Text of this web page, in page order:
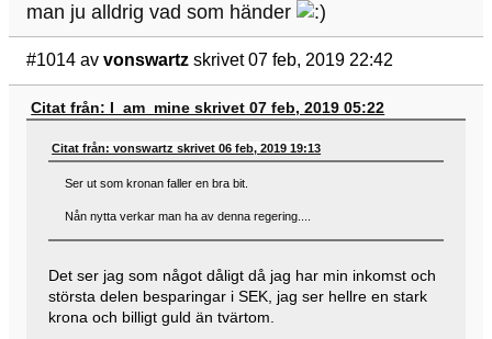
man ju alldrig vad som händer
#1014 av vonswartz skrivet 07 feb, 2019 22:42
Citat från: I_am_mine skrivet 07 feb, 2019 05:22
Citat från: vonswartz skrivet 06 feb, 2019 19:13
Ser ut som kronan faller en bra bit.
Nån nytta verkar man ha av denna regering....
Det ser jag som något dåligt då jag har min inkomst och
största delen besparingar i SEK, jag ser hellre en stark
krona och billigt guld än tvärtom.